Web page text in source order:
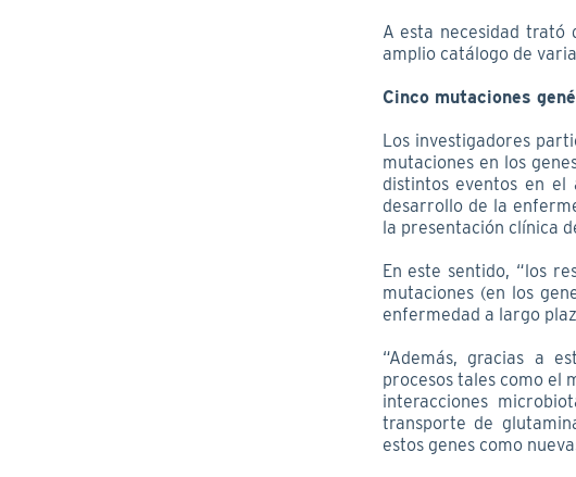
A esta necesidad trató
amplio catálogo de
Cinco mutaciones
Los investigadores
mutaciones en los
distintos eventos en
desarrollo de la
la presentación clínica
En este sentido, “los
mutaciones (en los
enfermedad a largo
“Además, gracias a
procesos tales como el
interacciones
transporte de
estos genes como